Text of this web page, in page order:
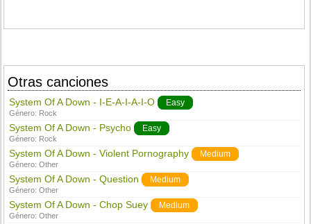
Otras canciones
System Of A Down - I-E-A-I-A-I-O Easy
Género: Rock
System Of A Down - Psycho Easy
Género: Rock
System Of A Down - Violent Pornography Medium
Género:Other
System Of A Down - Question Medium
Género:Other
System Of A Down - Chop Suey Medium
Género:Other